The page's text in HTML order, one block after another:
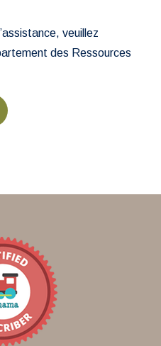
veuillez
des Ressources